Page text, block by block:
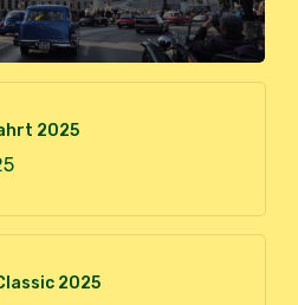
2025
2025